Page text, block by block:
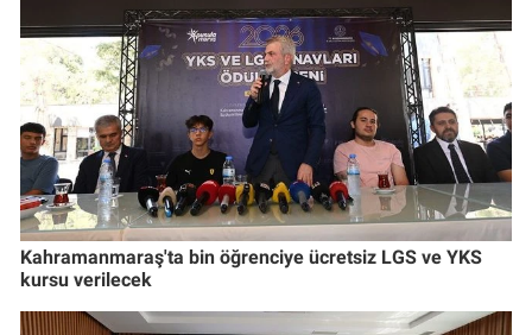
Kahramanmaraş'ta bin öğrenciye ücretsiz LGS ve YKS
kursu verilecek